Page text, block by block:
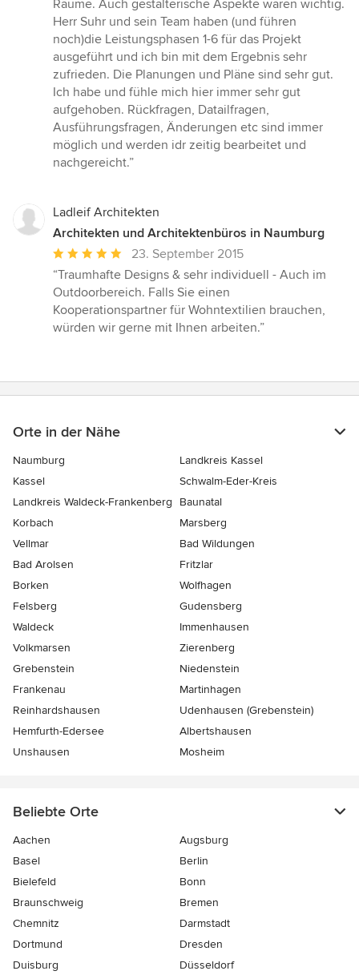
Räume. Auch gestalterische Aspekte waren wichtig.
Herr Suhr und sein Team haben (und führen
noch)die Leistungsphasen 1-6 für das Projekt
ausgeführt und ich bin mit dem Ergebnis sehr
zufrieden. Die Planungen und Pläne sind sehr gut.
Ich habe und fühle mich hier immer sehr gut
aufgehoben. Rückfragen, Datailfragen,
Ausführungsfragen, Änderungen etc sind immer
möglich und werden idr zeitig bearbeitet und
nachgereicht.”
Ladleif Architekten
Architekten und Architektenbüros in Naumburg
Durchschnittliche
Bewertung:
5
von
5
23. September 2015
“Traumhafte Designs & sehr individuell - Auch im
Outdoorbereich. Falls Sie einen
Kooperationspartner für Wohntextilien brauchen,
würden wir gerne mit Ihnen arbeiten.”
Orte in der Nähe
Naumburg
Landkreis Kassel
Kassel
Schwalm-Eder-Kreis
Landkreis Waldeck-Frankenberg
Baunatal
Korbach
Marsberg
Vellmar
Bad Wildungen
Bad Arolsen
Fritzlar
Borken
Wolfhagen
Felsberg
Gudensberg
Waldeck
Immenhausen
Volkmarsen
Zierenberg
Grebenstein
Niedenstein
Frankenau
Martinhagen
Reinhardshausen
Udenhausen (Grebenstein)
Hemfurth-Edersee
Albertshausen
Unshausen
Mosheim
Beliebte Orte
Aachen
Augsburg
Basel
Berlin
Bielefeld
Bonn
Braunschweig
Bremen
Chemnitz
Darmstadt
Dortmund
Dresden
Duisburg
Düsseldorf